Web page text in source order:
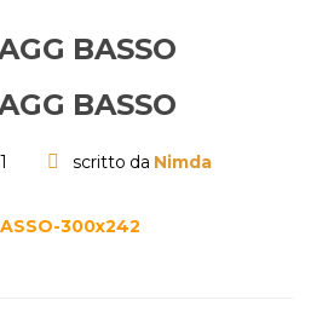
BASSO
BASSO
scritto da Nimda